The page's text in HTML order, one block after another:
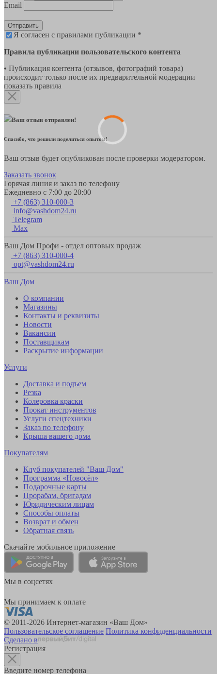
Email
Отправить
Я согласен с правилами публикации *
Правила публикации пользовательского контента
• Публикация контента (отзывов, фотографий товара)
происходит только после их предварительной модерации
показать правила
Ваш отзыв отправлен!
Спасибо, что решили поделиться опытом!
Ваш отзыв будет опубликован после проверки модератором.
Заказать звонок
Горячая линия и заказ по телефону
Ежедневно с 7:00 до 20:00
+7 (863) 310-000-3
info@vashdom24.ru
Telegram
Max
Ваш Дом Профи - отдел оптовых продаж
+7 (863) 310-000-4
opt@vashdom24.ru
Ваш Дом
О компании
Магазины
Контакты и реквизиты
Новости
Вакансии
Поставщикам
Раскрытие информации
Услуги
Доставка и подъем
Резка
Колеровка краски
Прокат инструментов
Услуги спецтехники
Заказ по телефону
Крыша вашего дома
Покупателям
Клуб покупателей "Ваш Дом"
Программа «Новосёл»
Подарочные карты
Прорабам, бригадам
Юридическим лицам
Способы оплаты
Возврат и обмен
Обратная связь
Скачайте мобильное приложение
Мы в соцсетях
Мы принимаем к оплате
© 2011-2026 Интернет-магазин «Ваш Дом»
Пользовательское соглашение Политика конфиденциальности
Сделано в
Регистрация
Введите номер телефона